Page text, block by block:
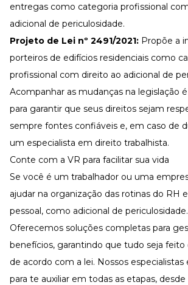
entregas como categoria profissional
adicional de periculosidade.
Projeto de Lei nº 2491/2021: Propõe a
porteiros de edifícios residenciais como
profissional com direito ao adicional de
Acompanhar as mudanças na legislação
para garantir que seus direitos sejam
sempre fontes confiáveis e, em caso de
um especialista em direito trabalhista.
Conte com a VR para facilitar sua vida
Se você é um trabalhador ou uma
ajudar na organização das rotinas do RH
pessoal, como adicional de periculosidade.
Oferecemos soluções completas para
benefícios, garantindo que tudo seja
de acordo com a lei. Nossos
para te auxiliar em todas as etapas,